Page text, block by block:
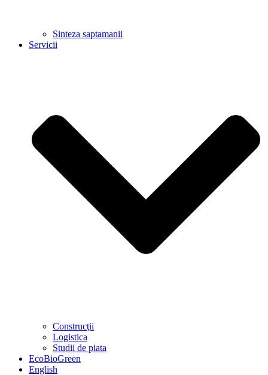
Sinteza saptamanii
Servicii
Construcţii
Logistica
Studii de piata
EcoBioGreen
English